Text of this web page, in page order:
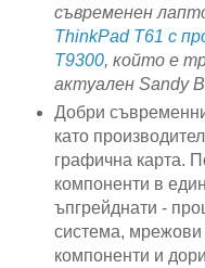
съвременен
ThinkPad T61 с
T9300, който е
актуален Sandy
Добри
като
графична карта.
компоненти в
ъпгрейднати -
система, мрежови
компоненти и